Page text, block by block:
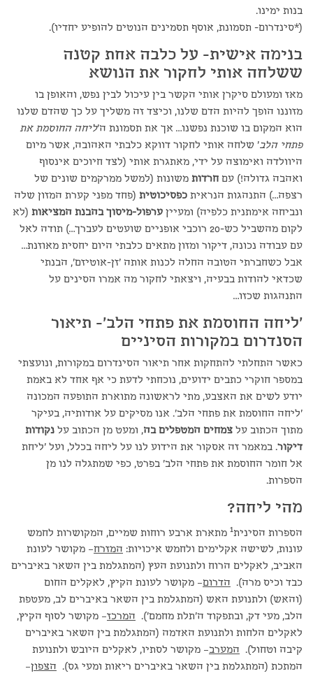
בנות ימינו.
(*סינדרום- תסמונת, אוסף תסמינים הנוטים להופיע יחדיו).
בנימה אישית- על כלבה אחת קטנה
ששלחה אותי לחקור את הנושא
מאז ומעולם סיקרן אותי הקשר בין עיכול לבין נפש, והאופן בו
מזוננו הופך להיות הדם שלנו, וכיצד זה משליך על כך שהדם שלנו
הוא המקום בו שוכנת נפשנו… אך את תסמונת ה'ליחה החוסמת את
פתחי הלב' שלחה אותי לחקור דווקא כלבתי האהובה, אשר מיום
היוולדה ואימוצה על ידי, מאתגרת אותי (לצד חיוכים אינסוף
ואהבה גדולה!) עם חרדות משונות (למשל ממרקמים שונים של
רצפה…) התנהגות הנראית כפסיכוטית (פחד מפני קערת המזון שלה
ונביחה אימתנית כלפיה) ומעיין ערפול-מיסוך בהבנת המציאות (לא
לקום מהשביל כש-20 רוכבי אופניים שועטים לעברך…) תודה לאל
עם עבודה נכונה, דיקור ומזון מתאים כלבתי היום יחסית מאוזנת…
אבל כשחברתי הטובה החלה לכנות אותה 'זן-אוטיזם', הבנתי
שכדאי להודות בבעיה, ויצאתי לחקור מה אמרו הסינים על
התנהגות שכזו…
'ליחה החוסמת את פתחי הלב'- תיאור
הסנדרום במקורות הסיניים
כאשר התחלתי להתחקות אחר תיאור הסינדרום במקורות, ונועצתי
במספר חוקרי כתבים ידועים, נוכחתי לדעת כי אף אחד לא באמת
יודע לשים את האצבע, מתי לראשונה מתוארת התופעה המכונה
'ליחה החוסמת את פתחי הלב'. אנו מסיקים על אודותיה, בעיקר
מתוך הכתוב על צמחים המטפלים בה, ומעט מן הכתוב על נקודות
דיקור. במאמר זה אסקור את הידוע לנו על ליחה בכלל, ועל 'ליחת
אל חומר החוסמת את פתחי הלב' בפרט, כפי שמתגלה לנו מן
הספרות.
מהי ליחה?
הספרות הסינית1 מתארת ארבע רוחות שמיים, המקושרות לחמש
עונות, לשישה אקלימים ולחמש איכויות: המזרח– מקושר לעונת
האביב, לאקלים הרוח ולתנועת העץ (המתגלמת בין השאר באיברים
כבד וכיס מרה). הדרום– מקושר לעונת הקיץ, לאקלים החום
(והאש) ולתנועת האש (המתגלמת בין השאר באיברים לב, מעטפת
הלב, מעי דק, ובתפקוד ה'תלת מחמם'). המרכז– מקושר לסוף הקיץ,
לאקלים הלחות ולתנועת האדמה (המתגלמת בין השאר באיברים
קיבה וטחול). המערב– מקושר לסתיו, לאקלים היובש ולתנועת
המתכת (המתגלמת בין השאר באיברים ריאות ומעי גס). הצפון–